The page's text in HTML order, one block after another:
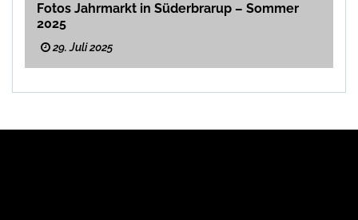
Fotos Jahrmarkt in Süderbrarup – Sommer
2025
29. Juli 2025